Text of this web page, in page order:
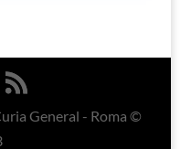
General - Roma ©